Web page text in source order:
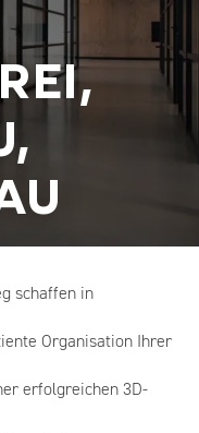
schaffen in
Organisation Ihrer
erfolgreichen 3D-